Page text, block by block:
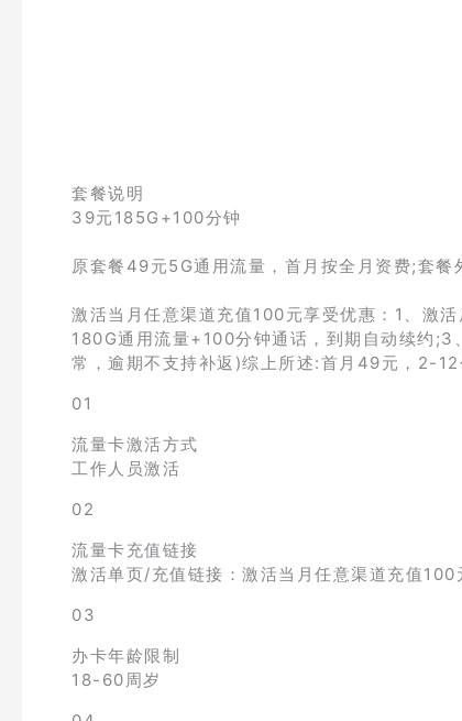
套餐说明
39元185G+100分钟
原套餐49元5G通用流量，首月按全月资费;套
激活当月任意渠道充值100元享受优惠：1、激
180G通用流量+100分钟通话，到期自动续约
常，逾期不支持补返)综上所述:首月49元，2-
01
流量卡激活方式
工作人员激活
02
流量卡充值链接
激活单页/充值链接：激活当月任意渠道充值100
03
办卡年龄限制
18-60周岁